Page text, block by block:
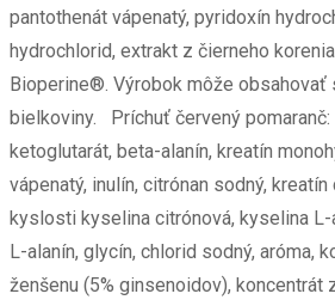
pantothenát vápenatý, pyridoxín
hydrochlorid, extrakt z čierneho
Bioperine®. Výrobok môže obsahovať
bielkoviny. Príchuť červený
ketoglutarát, beta-alanín, kreatín
vápenatý, inulín, citrónan sodný,
kyslosti kyselina citrónová, kyselina
L-alanín, glycín, chlorid sodný, aróma,
ženšenu (5% ginsenoidov), koncentrát